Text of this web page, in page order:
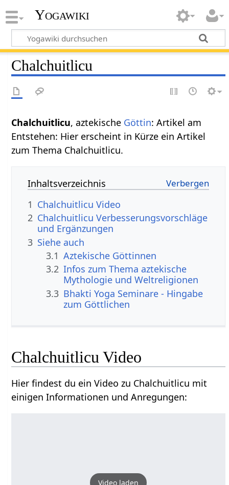
Yogawiki
Chalchuitlicu
Chalchuitlicu, aztekische Göttin: Artikel am
Entstehen: Hier erscheint in Kürze ein Artikel
zum Thema Chalchuitlicu.
Inhaltsverzeichnis
1 Chalchuitlicu Video
2 Chalchuitlicu Verbesserungsvorschläge
und Ergänzungen
3 Siehe auch
3.1 Aztekische Göttinnen
3.2 Infos zum Thema aztekische
Mythologie und Weltreligionen
3.3 Bhakti Yoga Seminare - Hingabe
zum Göttlichen
Chalchuitlicu Video
Hier findest du ein Video zu Chalchuitlicu mit
einigen Informationen und Anregungen:
Video laden